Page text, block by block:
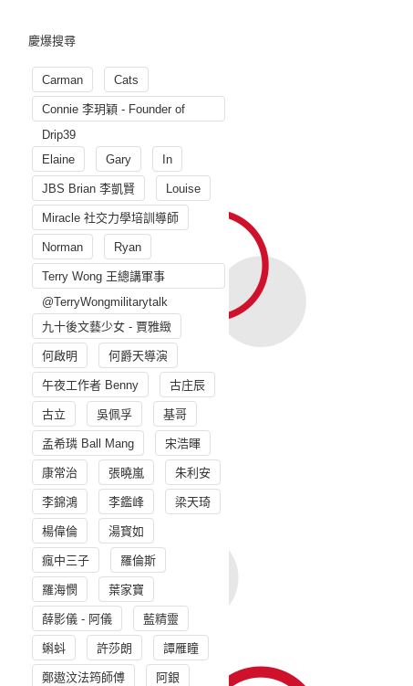
慶爆搜尋
Carman Cats
Connie 李玥穎 - Founder of
Drip39
Elaine
Gary In
JBS Brian 李凱賢 Louise
Miracle 社交力學培訓導師
Norman Ryan
Terry Wong 王總講軍事
@TerryWongmilitarytalk
九十後文藝少女 - 賈雅緻
何啟明 何爵天導演
午夜工作者 Benny 古庄辰
古立 吳佩孚 基哥
孟希璘 Ball Mang 宋浩暉
康常治 張曉嵐 朱利安
李錦鴻 李鑑峰 梁天琦
楊偉倫 湯寳如
瘋中三子 羅倫斯
羅海憫 葉家寶
薛影儀 - 阿儀 藍精靈
蝌蚪 許莎朗 譚雁瞳
鄭遨汶法筠師傅 阿銀